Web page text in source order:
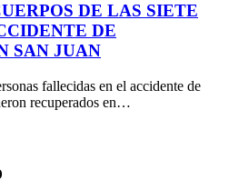
DE LAS SIETE
DE
SAN JUAN
fallecidas en el accidente de
recuperados en…